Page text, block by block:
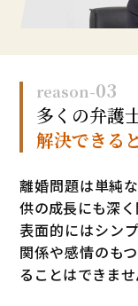
reason-03
多くの弁護
解決できる
離婚問題は単純
供の成長にも深く
表面的にはシン
関係や感情のも
ることはできませ